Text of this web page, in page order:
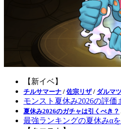
【新イベ】
チルサマーナ / 佐宗リザ/ ダルマ
モンスト夏休み2026の評価
夏休み2026のガチャは引くべき？
最強ランキングの夏休みαを